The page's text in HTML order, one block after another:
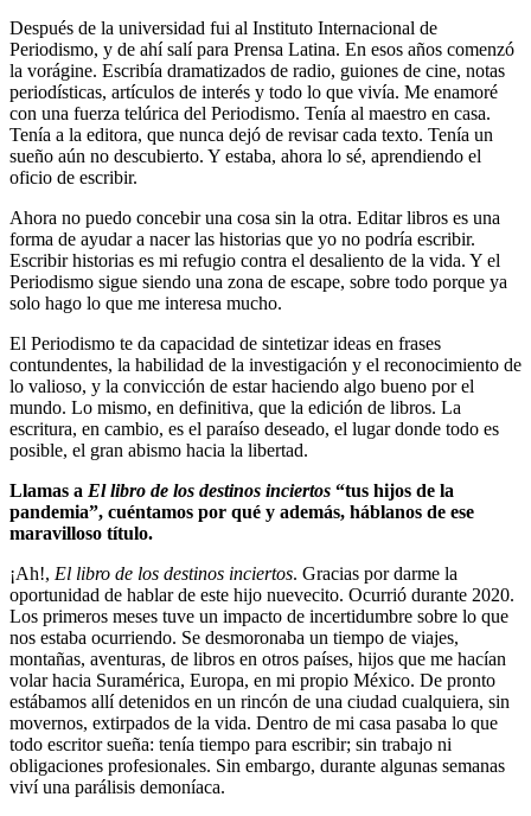
Después de la universidad fui al Instituto Internacional de
Periodismo, y de ahí salí para Prensa Latina. En esos años comenzó
la vorágine. Escribía dramatizados de radio, guiones de cine, notas
periodísticas, artículos de interés y todo lo que vivía. Me enamoré
con una fuerza telúrica del Periodismo. Tenía al maestro en casa.
Tenía a la editora, que nunca dejó de revisar cada texto. Tenía un
sueño aún no descubierto. Y estaba, ahora lo sé, aprendiendo el
oficio de escribir.
Ahora no puedo concebir una cosa sin la otra. Editar libros es una
forma de ayudar a nacer las historias que yo no podría escribir.
Escribir historias es mi refugio contra el desaliento de la vida. Y el
Periodismo sigue siendo una zona de escape, sobre todo porque ya
solo hago lo que me interesa mucho.
El Periodismo te da capacidad de sintetizar ideas en frases
contundentes, la habilidad de la investigación y el reconocimiento de
lo valioso, y la convicción de estar haciendo algo bueno por el
mundo. Lo mismo, en definitiva, que la edición de libros. La
escritura, en cambio, es el paraíso deseado, el lugar donde todo es
posible, el gran abismo hacia la libertad.
Llamas a El libro de los destinos inciertos “tus hijos de la
pandemia”, cuéntamos por qué y además, háblanos de ese
maravilloso título.
¡Ah!, El libro de los destinos inciertos. Gracias por darme la
oportunidad de hablar de este hijo nuevecito. Ocurrió durante 2020.
Los primeros meses tuve un impacto de incertidumbre sobre lo que
nos estaba ocurriendo. Se desmoronaba un tiempo de viajes,
montañas, aventuras, de libros en otros países, hijos que me hacían
volar hacia Suramérica, Europa, en mi propio México. De pronto
estábamos allí detenidos en un rincón de una ciudad cualquiera, sin
movernos, extirpados de la vida. Dentro de mi casa pasaba lo que
todo escritor sueña: tenía tiempo para escribir; sin trabajo ni
obligaciones profesionales. Sin embargo, durante algunas semanas
viví una parálisis demoníaca.